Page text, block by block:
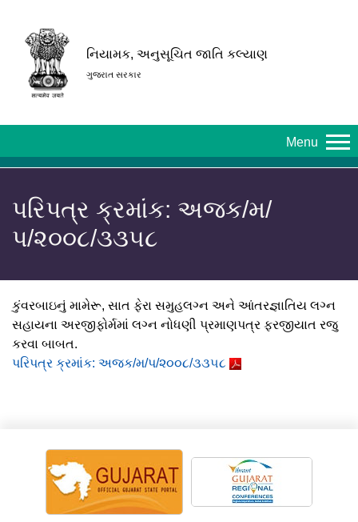
નિયામક, અનુસૂચિત જાતિ કલ્યાણ
ગુજરાત સરકાર
Menu
પરિપત્ર ક્રમાંક: અજક/મ/
પ/૨૦૦૮/૩૩૫૮
કુંવરબાઇનું મામેરૂ, સાત ફેરા સમુહલગ્ન અને આંતરજ્ઞાતિય લગ્ન
સહાયના અરજીફોર્મમાં લગ્ન નોધણી પ્રમાણપત્ર ફરજીયાત રજુ
કરવા બાબત.
પરિપત્ર ક્રમાંક: અજક/મ/પ/૨૦૦૮/૩૩૫૮